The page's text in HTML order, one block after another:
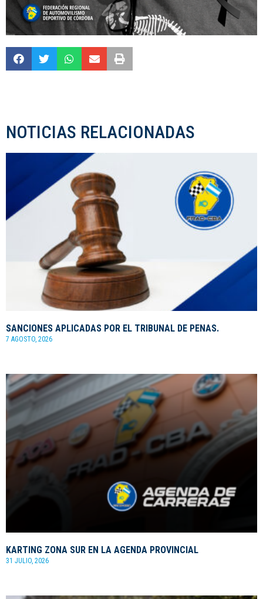
NOTICIAS RELACIONADAS
SANCIONES APLICADAS POR EL TRIBUNAL DE PENAS.
7 AGOSTO, 2026
KARTING ZONA SUR EN LA AGENDA PROVINCIAL
31 JULIO, 2026